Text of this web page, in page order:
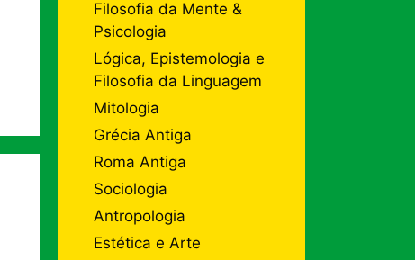
Filosofia da Mente &
Psicologia
Lógica, Epistemologia e
Filosofia da Linguagem
Mitologia
Grécia Antiga
Roma Antiga
Sociologia
Antropologia
Estética e Arte